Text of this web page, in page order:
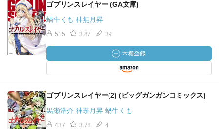
ゴブリンスレイヤー (GA文庫)
蝸牛くも 神無月昇
515 3.87 39
ゴブリンスレイヤー(2) (ビッグガンガンコミックス)
黒瀬浩介 神奈月昇 蝸牛くも
437 3.78 4